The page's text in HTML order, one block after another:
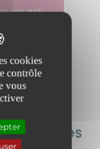
cookies
contrôle
vous
HMV (PDF)